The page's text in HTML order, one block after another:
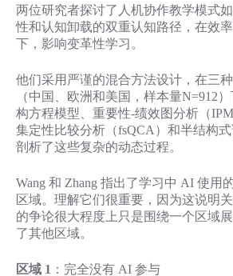
两位研究者探讨了人机协作教学模式
性和认知卸载的双重认知路径，在效
下，影响变革性学习。
他们采用严谨的混合方法设计，在三
（中国、欧洲和美国，样本量N=912
构方程模型、重要性-绩效图分析（
集定性比较分析（fsQCA）和半结构
剖析了这些复杂的动态过程。
Wang 和 Zhang 指出了学习中 AI 使用
区域。理解它们很重要，因为这说明
的争论很大程度上只是围绕一个区域
了其他区域。
区域 1 ：完全没有 AI 参与